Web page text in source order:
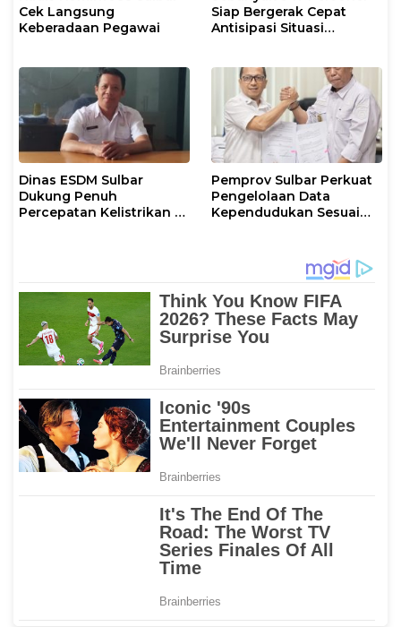
Cek Langsung
Keberadaan Pegawai
Siap Bergerak Cepat
Antisipasi Situasi
Dinas ESDM Sulbar
Dukung Penuh
Percepatan Kelistrikan di
Pemprov Sulbar Perkuat
Pengelolaan Data
Kependudukan Sesuai